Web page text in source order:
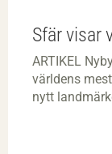
Sfär visar
ARTIKEL
världens
nytt